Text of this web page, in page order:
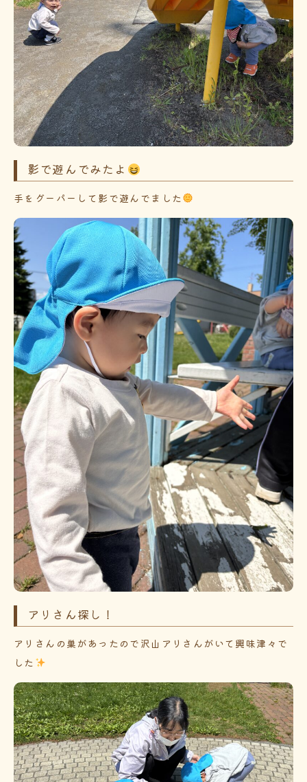
影で遊んでみたよ
手をグーパーして影で遊んでました
アリさん探し！
アリさんの巣があったので沢山アリさんがいて興味津々で
した